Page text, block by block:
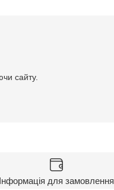
сайту.
Інформація для замовлення